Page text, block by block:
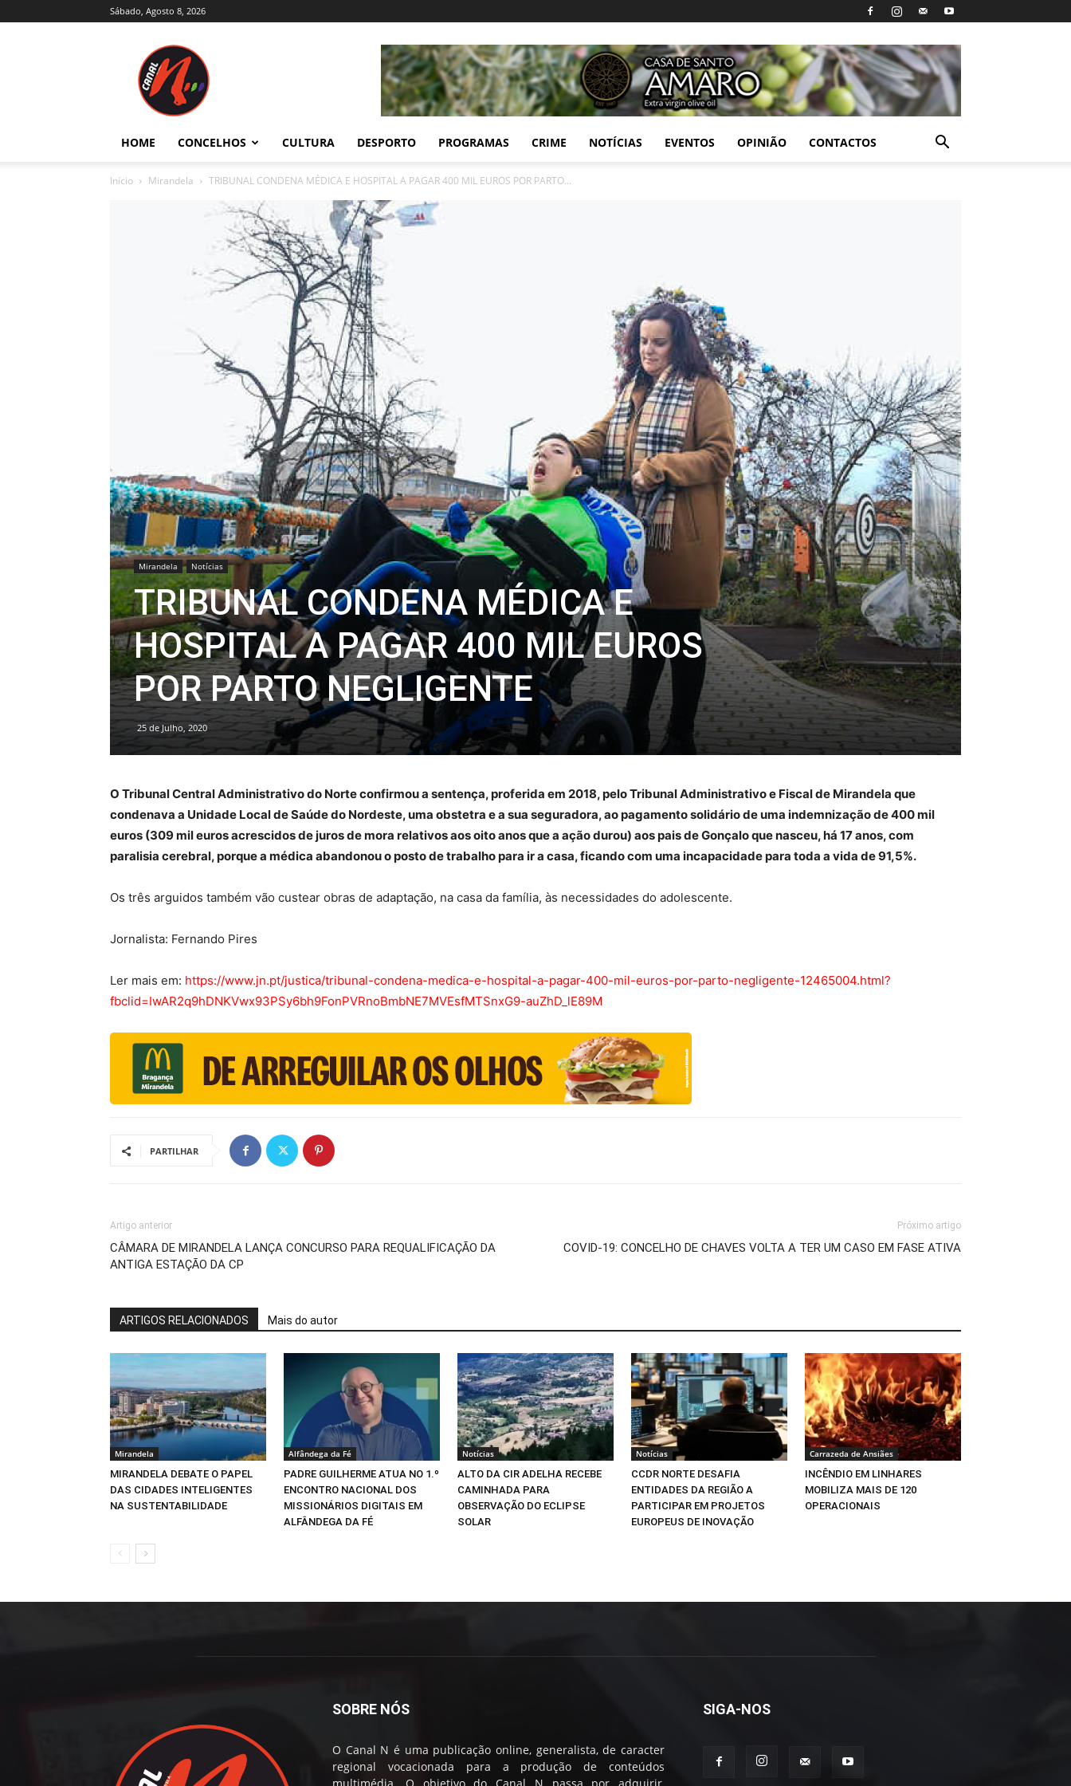
Sábado, Agosto 8, 2026
Trás-
e
Alto
Douro
HOME CONCELHOS CULTURA DESPORTO PROGRAMAS CRIME NOTÍCIAS EVENTOS OPINIÃO CONTACTOS
Início Mirandela TRIBUNAL CONDENA MÉDICA E HOSPITAL A PAGAR 400 MIL EUROS POR PARTO...
Mirandela Notícias
TRIBUNAL CONDENA MÉDICA E
HOSPITAL A PAGAR 400 MIL EUROS
POR PARTO NEGLIGENTE
25 de Julho, 2020
O Tribunal Central Administrativo do Norte confirmou a sentença, proferida em 2018, pelo Tribunal Administrativo e Fiscal de Mirandela que
condenava a Unidade Local de Saúde do Nordeste, uma obstetra e a sua seguradora, ao pagamento solidário de uma indemnização de 400 mil
euros (309 mil euros acrescidos de juros de mora relativos aos oito anos que a ação durou) aos pais de Gonçalo que nasceu, há 17 anos, com
paralisia cerebral, porque a médica abandonou o posto de trabalho para ir a casa, ficando com uma incapacidade para toda a vida de 91,5%.
Os três arguidos também vão custear obras de adaptação, na casa da família, às necessidades do adolescente.
Jornalista: Fernando Pires
Ler mais em: https://www.jn.pt/justica/tribunal-condena-medica-e-hospital-a-pagar-400-mil-euros-por-parto-negligente-12465004.html?
fbclid=IwAR2q9hDNKVwx93PSy6bh9FonPVRnoBmbNE7MVEsfMTSnxG9-auZhD_lE89M
PARTILHAR
Artigo anterior
CÂMARA DE MIRANDELA LANÇA CONCURSO PARA REQUALIFICAÇÃO DA
ANTIGA ESTAÇÃO DA CP
Próximo artigo
COVID-19: CONCELHO DE CHAVES VOLTA A TER UM CASO EM FASE ATIVA
ARTIGOS RELACIONADOS Mais do autor
Mirandela
MIRANDELA DEBATE O PAPEL
DAS CIDADES INTELIGENTES
NA SUSTENTABILIDADE
Alfândega da Fé
PADRE GUILHERME ATUA NO 1.º
ENCONTRO NACIONAL DOS
MISSIONÁRIOS DIGITAIS EM
ALFÂNDEGA DA FÉ
Notícias
ALTO DA CIR ADELHA RECEBE
CAMINHADA PARA
OBSERVAÇÃO DO ECLIPSE
SOLAR
Notícias
CCDR NORTE DESAFIA
ENTIDADES DA REGIÃO A
PARTICIPAR EM PROJETOS
EUROPEUS DE INOVAÇÃO
Carrazeda de Ansiães
INCÊNDIO EM LINHARES
MOBILIZA MAIS DE 120
OPERACIONAIS
SOBRE NÓS
O Canal N é uma publicação online, generalista, de caracter
regional vocacionada para a produção de conteúdos
SIGA-NOS